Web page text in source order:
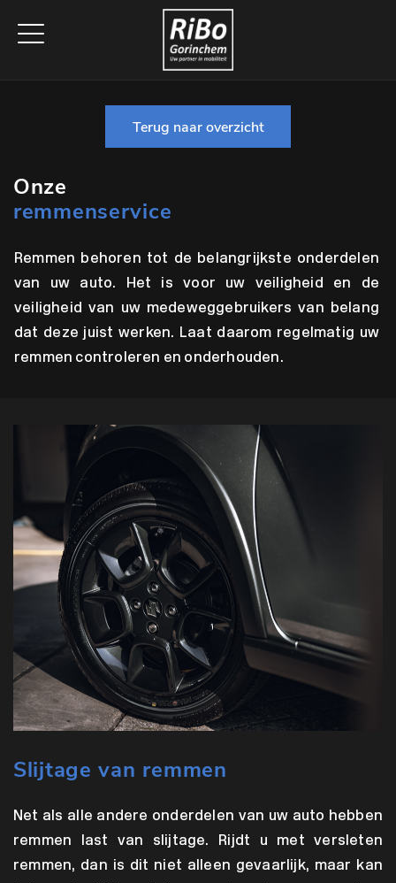
Terug naar overzicht
Onze
remmenservice
Remmen behoren tot de belangrijkste onderdelen
van uw auto. Het is voor uw veiligheid en de
veiligheid van uw medeweggebruikers van belang
dat deze juist werken. Laat daarom regelmatig uw
remmen controleren en onderhouden.
Slijtage van remmen
Net als alle andere onderdelen van uw auto hebben
remmen last van slijtage. Rijdt u met versleten
remmen, dan is dit niet alleen gevaarlijk, maar kan